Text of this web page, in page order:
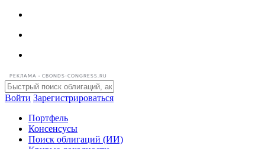
РЕКЛАМА • CBONDS-CONGRESS.RU
Войти Зарегистрироваться